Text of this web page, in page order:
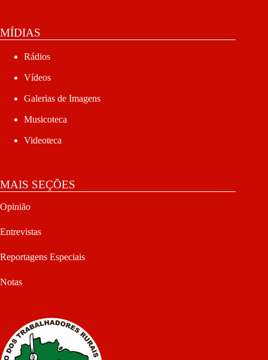
MÍDIAS
Rádios
Vídeos
Galerias de Imagens
Musicoteca
Videoteca
MAIS SEÇÕES
Opinião
Entrevistas
Reportagens Especiais
Notas